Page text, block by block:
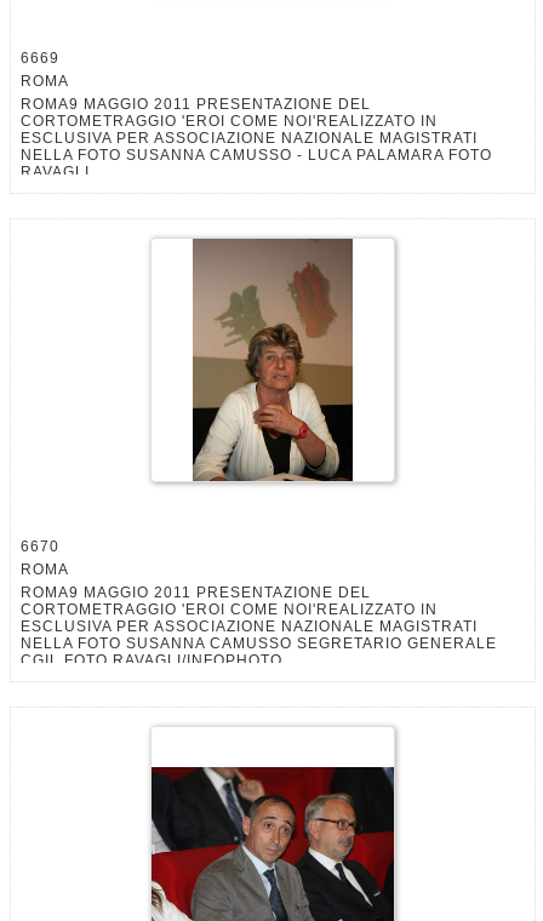
6669
ROMA
ROMA9 MAGGIO 2011 PRESENTAZIONE DEL
CORTOMETRAGGIO 'EROI COME NOI'REALIZZATO IN
ESCLUSIVA PER ASSOCIAZIONE NAZIONALE MAGISTRATI
NELLA FOTO SUSANNA CAMUSSO - LUCA PALAMARA FOTO
RAVAGLI
6670
ROMA
ROMA9 MAGGIO 2011 PRESENTAZIONE DEL
CORTOMETRAGGIO 'EROI COME NOI'REALIZZATO IN
ESCLUSIVA PER ASSOCIAZIONE NAZIONALE MAGISTRATI
NELLA FOTO SUSANNA CAMUSSO SEGRETARIO GENERALE
CGIL FOTO RAVAGLI/INFOPHOTO